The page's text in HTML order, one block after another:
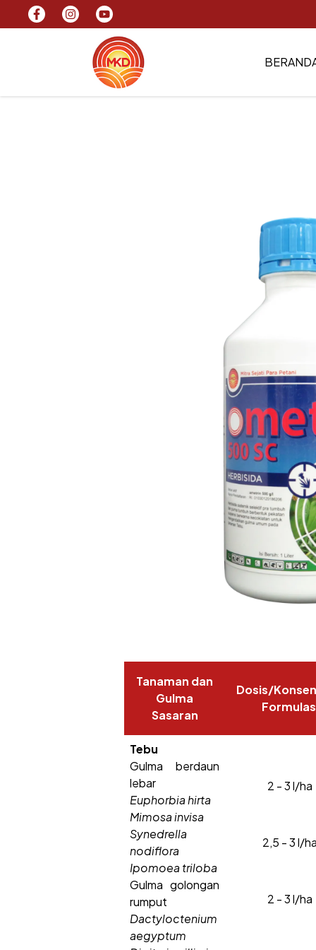
Tanaman dan
Gulma
Sasaran
Dosis/
Tebu
Gulma berdaun
lebar
Euphorbia hirta
Mimosa invisa
Synedrella
nodiflora
Ipomoea triloba
Gulma golongan
rumput
Dactyloctenium
aegyptum
2 - 3 l/ha
2,5 - 3 l/
2 - 3 l/ha